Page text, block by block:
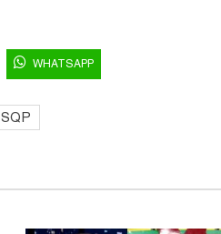
WHATSAPP
SQP